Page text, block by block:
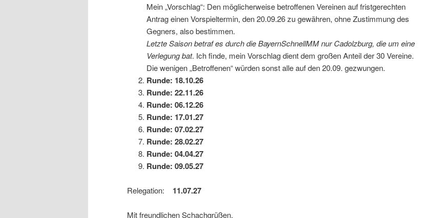
Mein „Vorschlag“: Den möglicherweise betroffenen Vereinen auf fristgerechten
Antrag einen Vorspieltermin, den 20.09.26 zu gewähren, ohne Zustimmung des
Gegners, also bestimmen.
Letzte Saison betraf es durch die BayernSchnellMM nur Cadolzburg, die um eine
Verlegung bat. Ich finde, mein Vorschlag dient dem großen Anteil der 30 Vereine.
Die wenigen „Betroffenen“ würden sonst alle auf den 20.09. gezwungen.
Runde: 18.10.26
Runde: 22.11.26
Runde: 06.12.26
Runde: 17.01.27
Runde: 07.02.27
Runde: 28.02.27
Runde: 04.04.27
Runde: 09.05.27
Relegation: 11.07.27
Mit freundlichen Schachgrüßen,